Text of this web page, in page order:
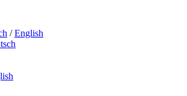
/English